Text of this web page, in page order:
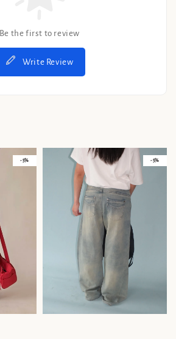
Be the first to review
Write Review
- 5% - 5%